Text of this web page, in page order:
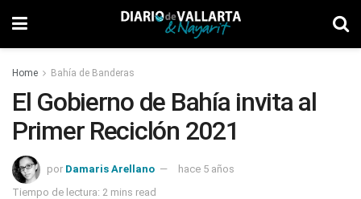
Home Bahía de Banderas
El Gobierno de Bahía invita al
Primer Reciclón 2021
por Damaris Arellano
hace 5 años
Tiempo de lectura: 2 mins read